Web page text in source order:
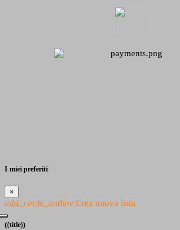
I miei preferiti
×
add_circle_outline Crea nuova lista
((title))